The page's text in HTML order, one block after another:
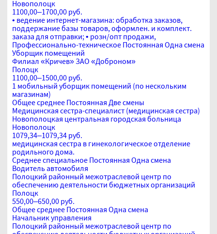
Новополоцк
1100,00–1700,00 руб.
• ведение интернет-магазина: обработка заказов,
поддержание базы товаров, оформлен. и комплект.
заказа для отправки; • розн/опт продажи,
Профессионально-техническое Постоянная Одна смена
Уборщик помещений
Филиал «Кричев» ЗАО «Доброном»
Полоцк
1100,00–1500,00 руб.
1 мобильный уборщик помещений (по нескольким
магазинам)
Общее среднее Постоянная Две смены
Медицинская сестра-специалист (медицинская сестра)
Новополоцкая центральная городская больница
Новополоцк
1079,34–1079,34 руб.
медицинская сестра в гинекологическое отделение
родильного дома.
Среднее специальное Постоянная Одна смена
Водитель автомобиля
Полоцкий районный межотраслевой центр по
обеспечению деятельности бюджетных организаций
Полоцк
550,00–650,00 руб.
Общее среднее Постоянная Одна смена
Начальник управления
Полоцкий районный межотраслевой центр по